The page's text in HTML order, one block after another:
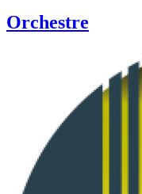
Orchestre